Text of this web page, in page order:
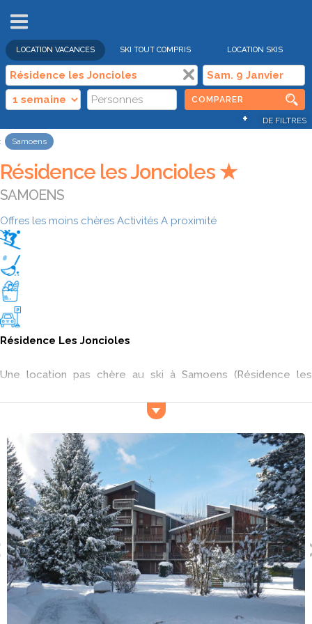
LOCATION VACANCES SKI TOUT COMPRIS LOCATION SKIS
COMPARER
+ DE FILTRES
Samoens
Résidence les Joncioles ★
SAMOENS
Offres les moins chères Activités A proximité
Résidence Les Joncioles
Une location pas chère au ski à Samoens (Résidence les
moins chères, comparez les appartements au ski en
neige disponibles chez les professionnels, vous comparez et
vous trouvez les bons plans pour partir à Samoens en location
au ski en Résidence les Joncioles.
Activités et services
A la recherche d’une destination pour passer vos vacances au
ski en famille ? La résidence les Joncioles est l’adresse qu’il
vous faut. Depuis votrelogement au ski, vous pourrez
accéder facilement aux pistes du domaine skiable en
empruntant les remontées mécaniques à 500 mètres. Pour le